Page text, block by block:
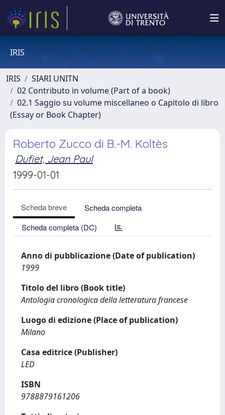
IRIS
IRIS
SIARI UNITN
02 Contributo in volume (Part of a book)
02.1 Saggio su volume miscellaneo o Capitolo di libro
(Essay or Book Chapter)
Roberto Zucco di B.-M. Koltès
Dufiet, Jean Paul
1999-01-01
Scheda breve
Scheda completa
Scheda completa (DC)
Anno di pubblicazione (Date of publication)
1999
Titolo del libro (Book title)
Antologia cronologica della letteratura francese
Luogo di edizione (Place of publication)
Milano
Casa editrice (Publisher)
LED
ISBN
9788879161206